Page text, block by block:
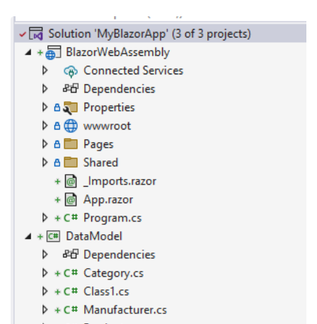
가 제공하는 보안기능을 직접 구현해 볼 것입니다. 또한 web servic
e에서 client를 인증하기 위해 가장 보편적으로 사용되는 방식이 2가
지가 있는데 이에 대해서도 같이 확인해 볼 것입니다. 1. Project 준
비하기 예제를 위한 project는 이전의 project를 그대로 사용할 것
입니다. 다만 PowserShell을 열고 csproj file이 있는 project fold
er로이동한 뒤 아래 명령..